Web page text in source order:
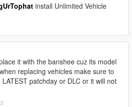
install Unlimited Vehicle
it with the banshee cuz its model
replacing vehicles make sure to
patchday or DLC or it will not